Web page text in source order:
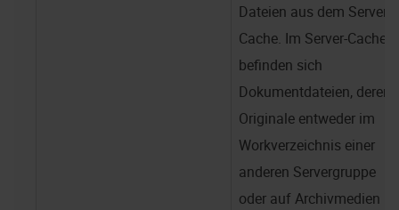
Dateien aus dem Server-
Cache. Im Server-Cache
befinden sich
Dokumentdateien, deren
Originale entweder im
Workverzeichnis einer
anderen Servergruppe
oder auf Archivmedien